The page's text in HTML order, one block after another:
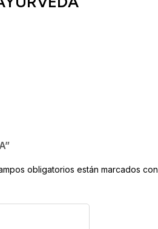
obligatorios están marcados con